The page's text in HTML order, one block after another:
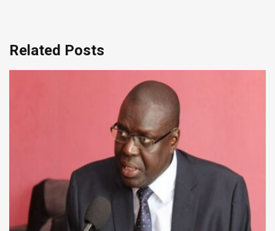
Related Posts